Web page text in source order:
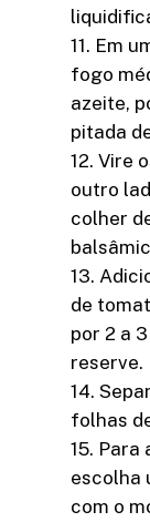
11. Em
fogo
azeite,
pitada
12. Vire
outro
colher
13.
de
por 2 a
reserve.
14.
folhas
15. Para
escolha
com o